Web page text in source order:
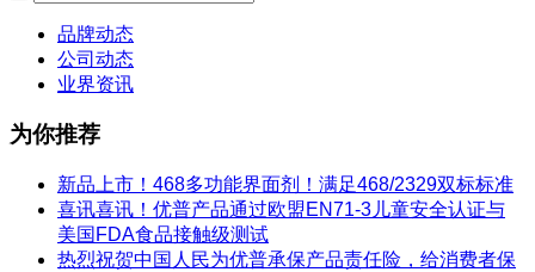
品牌动态
公司动态
业界资讯
为你推荐
新品上市！468多功能界面剂！满足468/2329双标标准
喜讯喜讯！优普产品通过欧盟EN71-3儿童安全认证与
美国FDA食品接触级测试
热烈祝贺中国人民为优普承保产品责任险，给消费者保